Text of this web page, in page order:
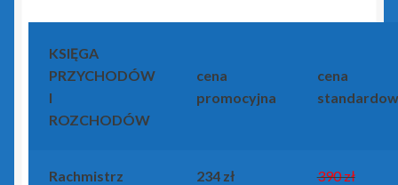
KSIĘGA
PRZYCHODÓW
I
ROZCHODÓW
cena
promocyjna
cena
Rachmistrz
234 zł 390 zł